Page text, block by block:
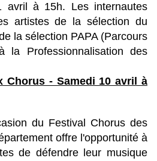
avril à 15h. Les internautes
artistes de la sélection du
la sélection PAPA (Parcours
la Professionnalisation des
Chorus - Samedi 10 avril à
du Festival Chorus des
offre l'opportunité à
de défendre leur musique